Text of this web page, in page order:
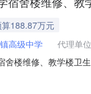
188.87万元
高级中学 代理单位
楼维修、教学楼
学宿舍楼维修、教